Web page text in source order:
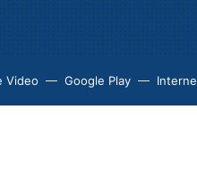
Video Google Play